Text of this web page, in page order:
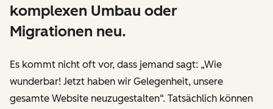
komplexen Umbau oder
Migrationen neu.
Es kommt nicht oft vor, dass jemand sagt: „Wie
wunderbar! Jetzt haben wir Gelegenheit, unsere
gesamte Website neuzugestalten“. Tatsächlich können